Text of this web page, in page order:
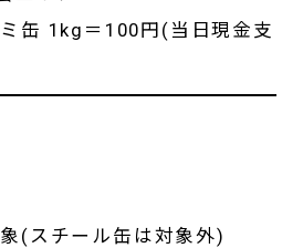
缶 1kg＝100円(当日現金支
(スチール缶は対象外)